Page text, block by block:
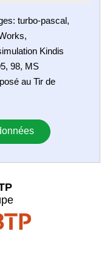
turbo-pascal,
Kindis
98, MS
au Tir de